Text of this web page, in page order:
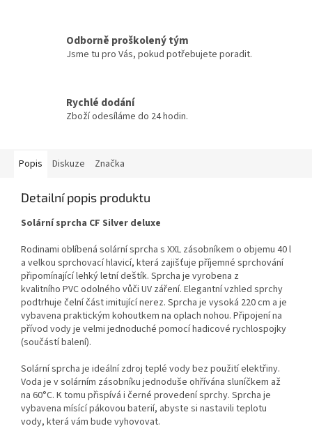
Odborně proškolený tým
Jsme tu pro Vás, pokud potřebujete poradit.
Rychlé dodání
Zboží odesíláme do 24 hodin.
Popis Diskuze Značka
Detailní popis produktu
Solární sprcha CF Silver deluxe
Rodinami oblíbená solární sprcha s XXL zásobníkem o objemu 40 l
a velkou sprchovací hlavicí, která zajišťuje příjemné sprchování
připomínající lehký letní deštík. Sprcha je vyrobena z
kvalitního PVC odolného vůči UV záření. Elegantní vzhled sprchy
podtrhuje čelní část imitující nerez. Sprcha je vysoká 220 cm a je
vybavena praktickým kohoutkem na oplach nohou. Připojení na
přívod vody je velmi jednoduché pomocí hadicové rychlospojky
(součástí balení).
Solární sprcha je ideální zdroj teplé vody bez použití elektřiny.
Voda je v solárním zásobníku jednoduše ohřívána sluníčkem až
na 60°C. K tomu přispívá i černé provedení sprchy. Sprcha je
vybavena mísící pákovou baterií, abyste si nastavili teplotu
vody, která vám bude vyhovovat.